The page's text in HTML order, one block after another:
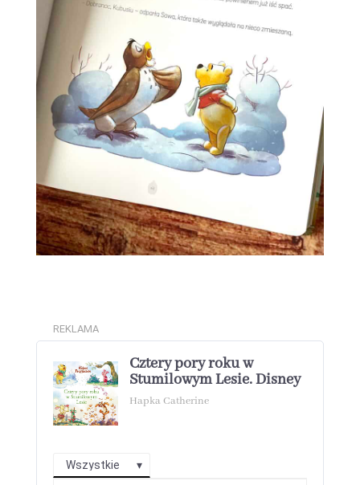
REKLAMA
Cztery pory roku w
Stumilowym Lesie. Disney
Hapka Catherine
Wszystkie